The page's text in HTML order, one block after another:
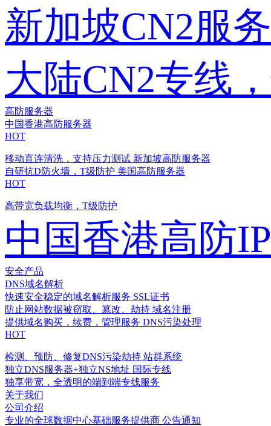
新加坡CN2服
大陆CN2专线
高防服务器
中国香港高防服务器
HOT
移动直连清洗，支持压力测试 新加坡高防服务器
自研抗D防火墙，T级防护 美国高防服务器
HOT
高带宽负载均衡，T级防护
中国香港高防IP
安全产品
DNS域名解析
快速安全稳定的域名解析服务 SSL证书
防止网站数据被窃取、篡改、劫持 域名注册
提供域名购买，续费，管理服务 DNS污染处理
HOT
检测、预防、修复DNS污染劫持 站群系统
独立DNS服务器+独立NS地址 国际专线
独享带宽，全透明的端到端专线服务
关于我们
公司介绍
专业的全球数据中心基础服务提供商 公告通知